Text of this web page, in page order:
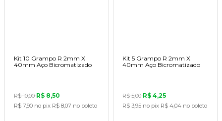
Kit 10 Grampo R 2mm X
40mm Aço Bicromatizado
R$ 10,00R$ 8,50
R$ 7,90 no pix R$ 8,07 no boleto
Kit 5 Grampo R 2mm X
40mm Aço Bicromatizado
R$ 5,00R$ 4,25
R$ 3,95 no pix R$ 4,04 no boleto